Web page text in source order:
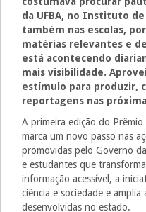
da UFBA, no Instituto
também nas escolas,
matérias relevantes e
está acontecendo
mais visibilidade.
estímulo para produzir,
reportagens nas
A primeira edição do Prêmio
marca um novo passo nas
promovidas pelo Governo
e estudantes que
informação acessível, a
ciência e sociedade e
desenvolvidas no estado.